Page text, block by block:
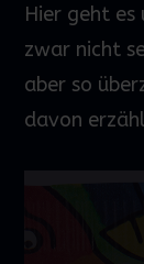
Hier geht es
zwar nicht
aber so
davon